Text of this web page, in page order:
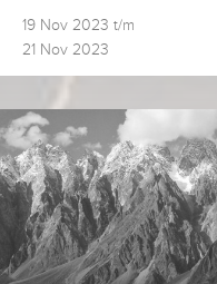
19 Nov 2023 t/m
21 Nov 2023